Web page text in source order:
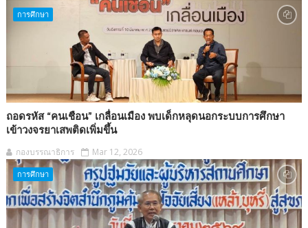
การศึกษา
ถอดรหัส “คนเชือน” เกลื่อนเมือง พบเด็กหลุดนอกระบบการศึกษา
เข้าวงจรยาเสพติดเพิ่มขึ้น
กองบรรณาธิการ Mar 12, 2026
การศึกษา